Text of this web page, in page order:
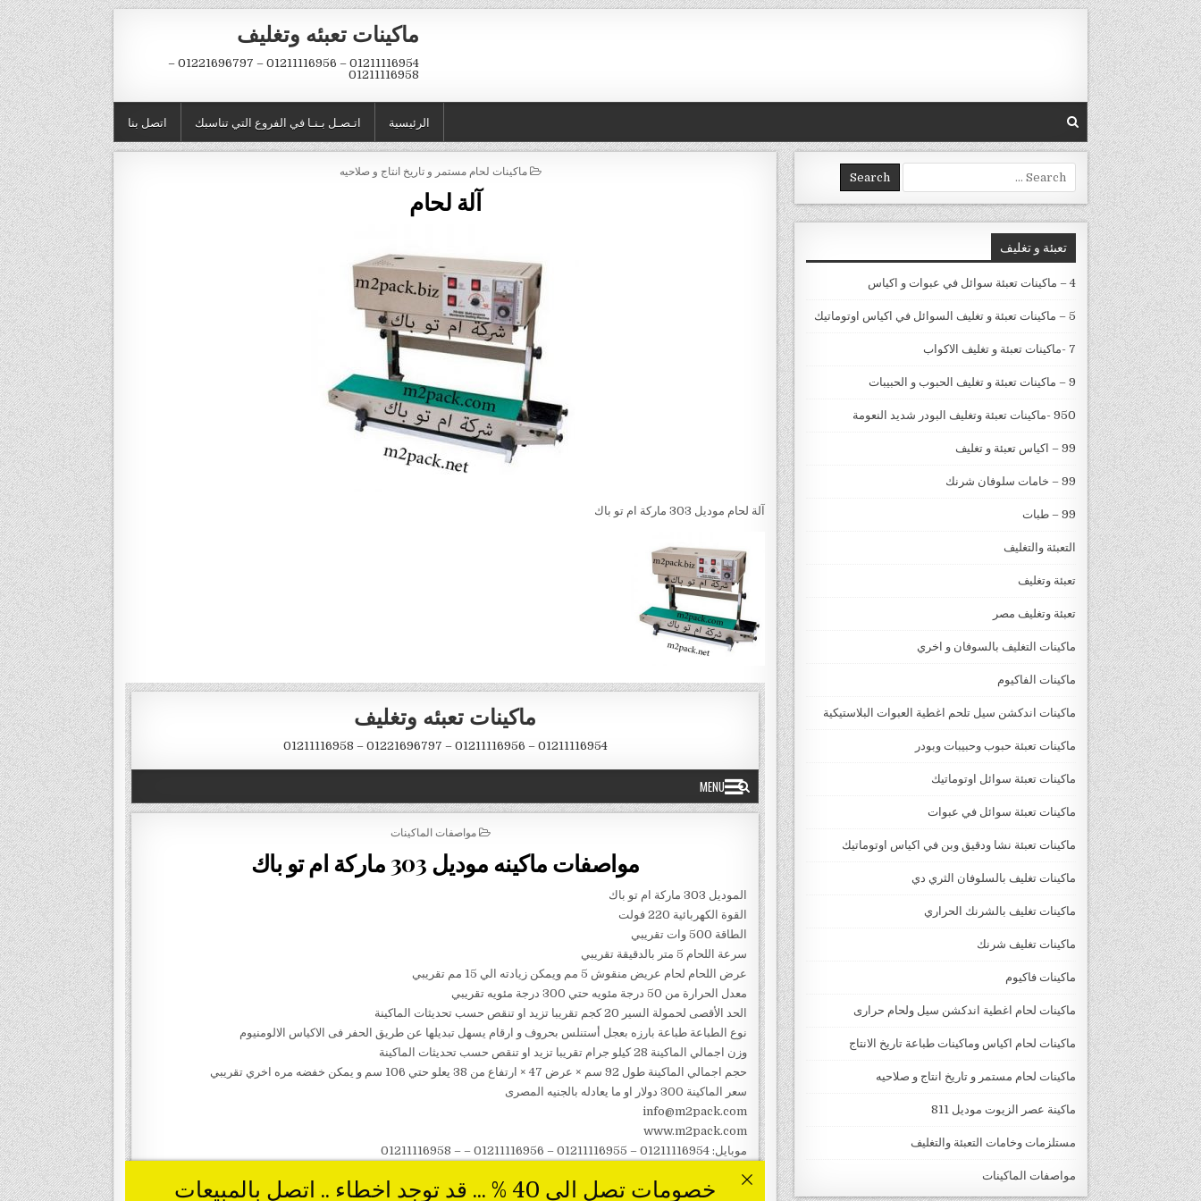
Skip to content
ماكينات تعبئه وتغليف
01211116954 – 01211116956 – 01221696797 –
01211116958
اتصل بنا اتـصـل بـنـا في الفروع التي تناسبك الرئيسية
POSTED IN
ماكينات لحام مستمر و تاريخ انتاج و صلاحيه
آلة لحام
آلة لحام موديل 303 ماركة ام تو باك
Search for:
تعبئة و تغليف
4 – ماكينات تعبئة سوائل في عبوات و اكياس
5 – ماكينات تعبئة و تغليف السوائل في اكياس اوتوماتيك
7 -ماكينات تعبئة و تغليف الاكواب
9 – ماكينات تعبئة و تغليف الحبوب و الحبيبات
950 -ماكينات تعبئة وتغليف البودر شديد النعومة
99 – اكياس تعبئة و تغليف
99 – خامات سلوفان شرنك
99 – طبات
التعبئة والتغليف
تعبئة وتغليف
تعبئة وتغليف مصر
ماكينات التغليف بالسوفان و اخري
ماكينات الفاكيوم
ماكينات اندكشن سيل تلحم اغطية العبوات البلاستيكية
ماكينات تعبئة حبوب وحبيبات وبودر
ماكينات تعبئة سوائل اوتوماتيك
ماكينات تعبئة سوائل في عبوات
ماكينات تعبئة نشا ودقيق وبن في اكياس اوتوماتيك
ماكينات تغليف بالسلوفان الثري دي
ماكينات تغليف بالشرنك الحراري
ماكينات تغليف شرنك
ماكينات فاكيوم
ماكينات لحام اغطية اندكشن سيل ولحام حرارى
ماكينات لحام اكياس وماكينات طباعة تاريخ الانتاج
ماكينات لحام مستمر و تاريخ انتاج و صلاحيه
ماكينة عصر الزيوت موديل 811
مستلزمات وخامات التعبئة والتغليف
مواصفات الماكينات